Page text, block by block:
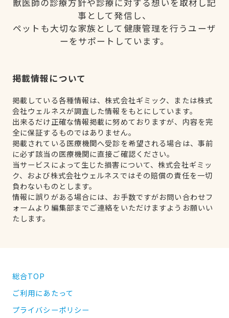
獣医師の診療方針や診療に対する想いを取材し記
事として発信し、
ペットも大切な家族として健康管理を行うユーザ
ーをサポートしています。
掲載情報について
掲載している各種情報は、株式会社ギミック、または株式
会社ウェルネスが調査した情報をもとにしています。
出来るだけ正確な情報掲載に努めておりますが、内容を完
全に保証するものではありません。
掲載されている医療機関へ受診を希望される場合は、事前
に必ず該当の医療機関に直接ご確認ください。
当サービスによって生じた損害について、株式会社ギミッ
ク、および株式会社ウェルネスではその賠償の責任を一切
負わないものとします。
情報に誤りがある場合には、お手数ですがお問い合わせフ
ォームより編集部までご連絡をいただけますようお願いい
たします。
総合TOP
ご利用にあたって
プライバシーポリシー